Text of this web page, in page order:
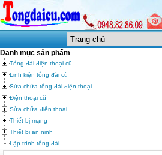
Danh mục sản phẩm
Tổng đài điện thoại cũ
Linh kiện tổng đài cũ
Sửa chữa tổng đài điện thoại
Điện thoại cũ
Sửa chữa điện thoại
Thiết bị mạng
Thiết bị an ninh
Lập trình tổng đài